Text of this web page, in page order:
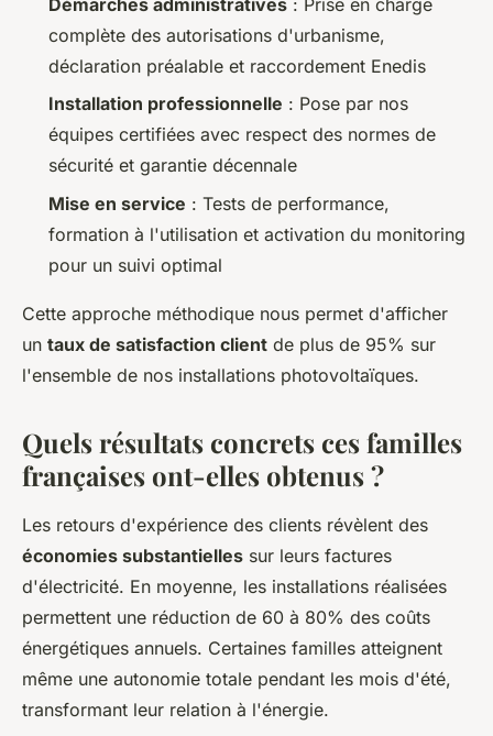
complète des autorisations d'urbanisme,
déclaration préalable et raccordement Enedis
Installation professionnelle : Pose par nos
équipes certifiées avec respect des normes de
sécurité et garantie décennale
Mise en service : Tests de performance,
formation à l'utilisation et activation du monitoring
pour un suivi optimal
Cette approche méthodique nous permet d'afficher
un taux de satisfaction client de plus de 95% sur
l'ensemble de nos installations photovoltaïques.
Quels résultats concrets ces familles
françaises ont-elles obtenus ?
Les retours d'expérience des clients révèlent des
économies substantielles sur leurs factures
d'électricité. En moyenne, les installations réalisées
permettent une réduction de 60 à 80% des coûts
énergétiques annuels. Certaines familles atteignent
même une autonomie totale pendant les mois d'été,
transformant leur relation à l'énergie.